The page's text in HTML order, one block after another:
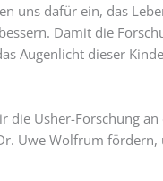
uns dafür ein, das
Damit die
Augenlicht dieser
die Usher-Forschung
Uwe Wolfrum